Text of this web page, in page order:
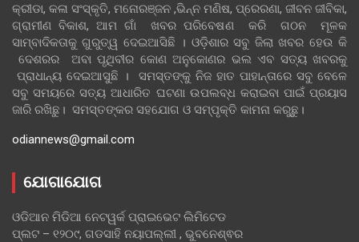
କ୍ରୀଡା, କଳା ସଂସ୍କୃତି, ମନୋରଞ୍ଜନ ,ଭିନ୍ନ ମଣିଷ, ପ୍ରେରଣା, ଜୀବନ ଜୀବିକା,
ଗ୍ରାମୀଣ ବିକାଶ, ଆମ ଗାଁ ଖବର ପରିବେଷଣ କରି ଗଠନ ମୂଳକ
ସାମ୍ବାଦିକତାକୁ ଗୁରୁତ୍ୱ ଦେଇଆସିଛି । ଓଡ଼ିଶାର ସବୁ ଜିଲା ଖବର ହେଉ କି
ଦେଶରର ଅବା ପୃଥିବୀର କୋଣ ଅନୁକୋଣର ଭଲ ଏବ ସତ୍ୟ ଖବରକୁ
ପ୍ରାଧାନ୍ୟ ଦେଇଆସୁଛି । ସମସ୍ତଙ୍କୁ ନିଜ ହାତ ପାହାନ୍ତାରେ ସବୁ ବେଳେ
ସବୁ ସମୟରେ ସତ୍ୟ ଆଧାରିତ ଘଟଣା ଉପଲବ୍ଧ କରାଇବା ପାଇଁ ପ୍ରୟାସ
ଜାରି ରଖିଛୁ। ସମସ୍ତଙ୍କର ସହଯୋଗ ଓ ସମ୍ପୃକ୍ତି କାମନା କରୁଛୁ।
odiannews@gmail.com
ଯୋଗାଯୋଗ
ଓଡିଆନ ମିଡିଆ ନେଟୱର୍କ ପ୍ରାଇଭେଟ ଲିମିଟେଡ
ପ୍ଲଟ – ୧୨୦୯, ଗଡସାହି ନୟାପଲ୍ଲୀ , ଭୁବନେଶ୍ଵର